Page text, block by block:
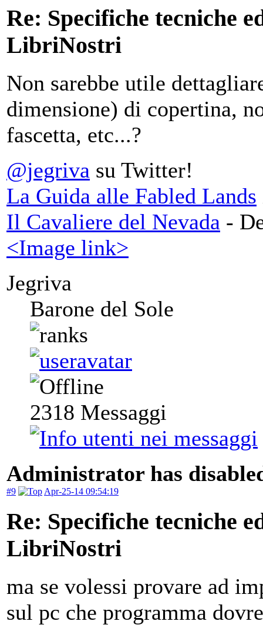
Re: Specifiche tecniche
LibriNostri
Non sarebbe utile
dimensione) di copertina,
fascetta, etc...?
@jegriva su Twitter!
La Guida alle Fabled Lands
Il Cavaliere del Nevada -
<Image link>
Jegriva
Barone del Sole
2318 Messaggi
Administrator has
#9 Apr-25-14 09:54:19
Re: Specifiche tecniche
LibriNostri
ma se volessi provare ad
sul pc che programma